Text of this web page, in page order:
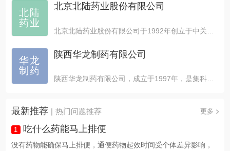
北陆
药业
北京北陆药业股份有限公司
华龙
制药
陕西华龙制药有限公司
陕西华龙制药有限公司，成立于1997年，是集科研，生产...
最新推荐 | 热门问题推荐 更多
1 吃什么药能马上排便
没有药物能确保马上排便，通便药物起效时间受个体差异影响，